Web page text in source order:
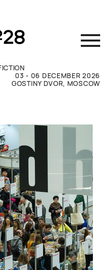
03 - 06 DECEMBER 2026
GOSTINY DVOR, MOSCOW